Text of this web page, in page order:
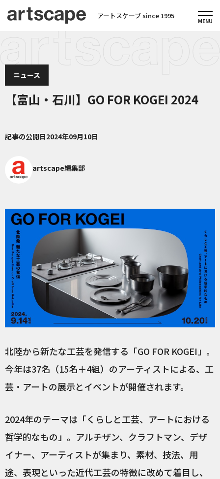
アートスケープ since 1995
ニュース
【富山・石川】GO FOR KOGEI 2024
記事の公開日2024年09月10日
artscape編集部
北陸から新たな工芸を発信する「GO FOR KOGEI」。
今年は37名（15名＋4組）のアーティストによる、工
芸・アートの展示とイベントが開催されます。
2024年のテーマは「くらしと工芸、アートにおける
哲学的なもの」。アルチザン、クラフトマン、デザ
イナー、アーティストが集まり、素材、技法、用
途、表現といった近代工芸の特徴に改めて着目し、